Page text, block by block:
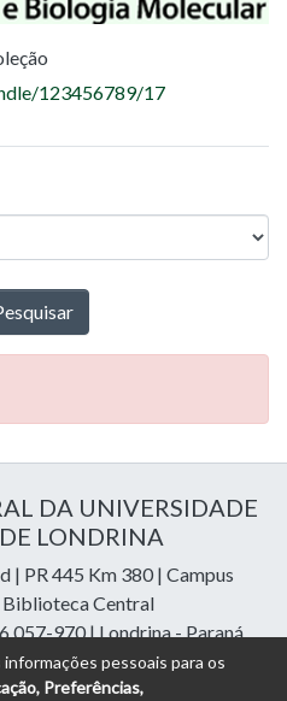
123456789/17
- Genética
DA UNIVERSIDADE
LONDRINA
| PR 445 Km 380 | Campus
Central
970 | Londrina - Paraná
| fone: 43 3371-4409
pessoais para os
Preferências,